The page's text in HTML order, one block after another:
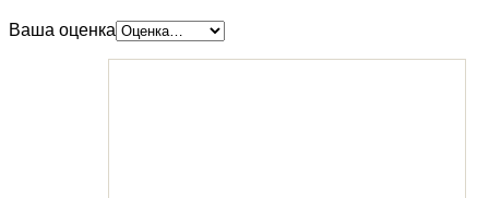
Ваша оценка